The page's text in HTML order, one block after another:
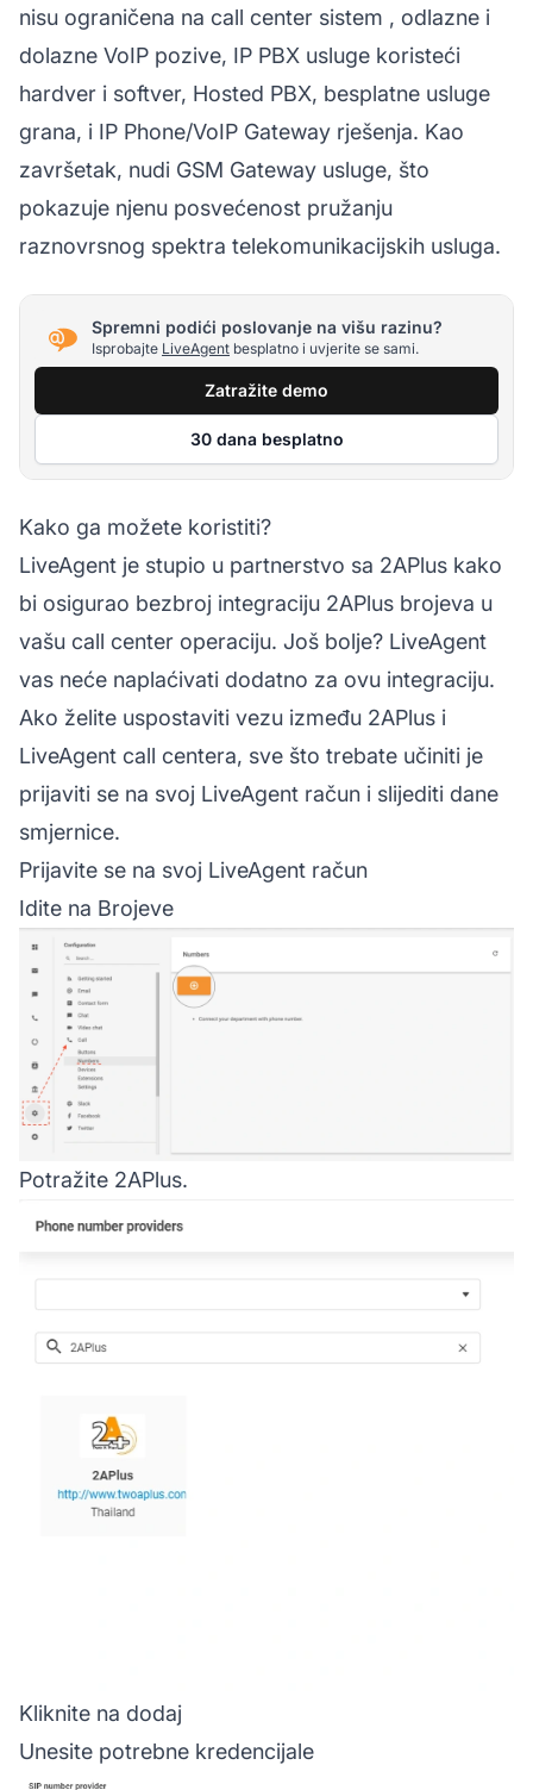
nisu ograničena na call center sistem , odlazne i
dolazne VoIP pozive, IP PBX usluge koristeći
hardver i softver, Hosted PBX, besplatne usluge
grana, i IP Phone/VoIP Gateway rješenja. Kao
završetak, nudi GSM Gateway usluge, što
pokazuje njenu posvećenost pružanju
raznovrsnog spektra telekomunikacijskih usluga.
Spremni podići poslovanje na višu razinu?
Isprobajte LiveAgent besplatno i uvjerite se sami.
Zatražite demo
30 dana besplatno
Kako ga možete koristiti?
LiveAgent je stupio u partnerstvo sa 2APlus kako
bi osigurao bezbroj integraciju 2APlus brojeva u
vašu call center operaciju. Još bolje? LiveAgent
vas neće naplaćivati dodatno za ovu integraciju.
Ako želite uspostaviti vezu između 2APlus i
LiveAgent call centera, sve što trebate učiniti je
prijaviti se na svoj LiveAgent račun i slijediti dane
smjernice.
Prijavite se na svoj LiveAgent račun
Idite na Brojeve
Potražite 2APlus.
Kliknite na dodaj
Unesite potrebne kredencijale